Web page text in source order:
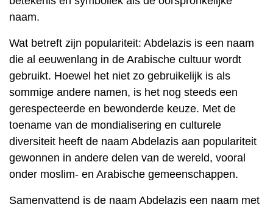
naam.
Wat betreft zijn populariteit: Abdelazis is een naam
die al eeuwenlang in de Arabische cultuur wordt
gebruikt. Hoewel het niet zo gebruikelijk is als
sommige andere namen, is het nog steeds een
gerespecteerde en bewonderde keuze. Met de
toename van de mondialisering en culturele
diversiteit heeft de naam Abdelazis aan populariteit
gewonnen in andere delen van de wereld, vooral
onder moslim- en Arabische gemeenschappen.
Samenvattend is de naam Abdelazis een naam met